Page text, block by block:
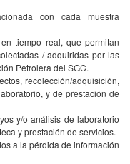
con cada muestra
tiempo real, que permitan
/ adquiridas por las
Petrolera del SGC.
recolección/adquisición,
y de prestación de
y/o análisis de laboratorio
y prestación de servicios.
a la pérdida de información